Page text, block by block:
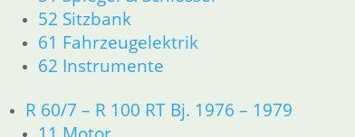
52 Sitzbank
61 Fahrzeugelektrik
62 Instrumente
R 60/7 – R 100 RT Bj. 1976 – 1979
23 Getriebe
31 Telegabel
32 Lenkung
34 Bremsen